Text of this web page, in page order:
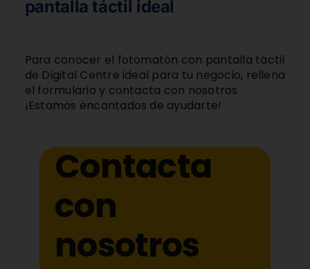
pantalla táctil ideal
Para conocer el fotomatón con pantalla táctil
de Digital Centre ideal para tu negocio, rellena
el formulario y contacta con nosotros
¡Estamos encantados de ayudarte!
Contacta
con
nosotros